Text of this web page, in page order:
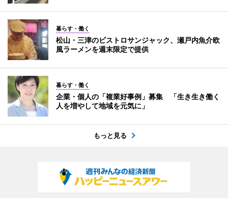
暮らす・働く
松山・三津のビストロサンジャック、瀬戸内魚介欧
風ラーメンを週末限定で提供
暮らす・働く
企業・個人の「複業好事例」募集 「生き生き働く
人を増やして地域を元気に」
もっと見る